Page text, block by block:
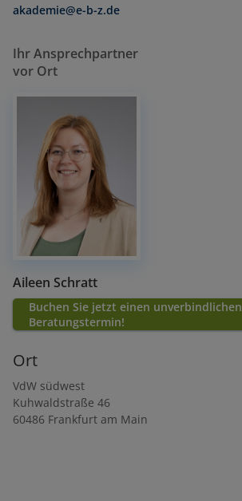
akademie@e-b-z.de
Ihr Ansprechpartner
vor Ort
Aileen Schratt
Buchen Sie jetzt einen unverbindlichen
Beratungstermin!
Ort
VdW südwest
Kuhwaldstraße 46
60486 Frankfurt am Main